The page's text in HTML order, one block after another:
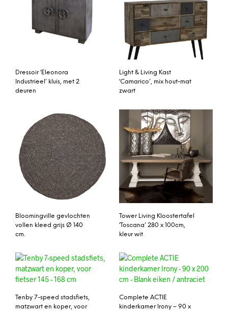
Dressoir ‘Eleonora
Industrieel’ kluis, met 2
deuren
Light & Living Kast
‘Camarico’, mix hout-mat
zwart
Bloomingville gevlochten
vollen kleed grijs Ø 140
cm.
Tower Living Kloostertafel
‘Toscana’ 280 x 100cm,
kleur wit
Tenby 7-speed stadsfiets,
matzwart en koper, voor
Complete ACTIE
kinderkamer Irony – 90 x